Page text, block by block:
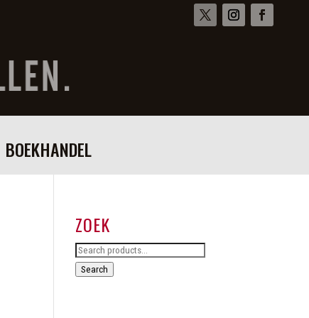
BOEKHANDEL
ZOEK
Search
for:Search